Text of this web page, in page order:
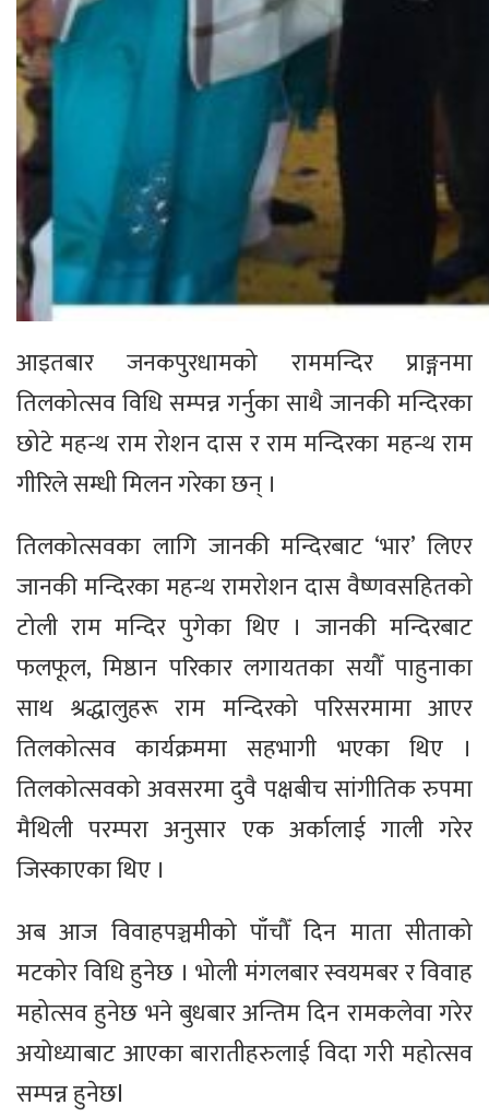
आइतबार जनकपुरधामको राममन्दिर प्राङ्गनमा
तिलकोत्सव विधि सम्पन्न गर्नुका साथै जानकी मन्दिरका
छोटे महन्थ राम रोशन दास र राम मन्दिरका महन्थ राम
गीरिले सम्धी मिलन गरेका छन् ।
तिलकोत्सवका लागि जानकी मन्दिरबाट ‘भार’ लिएर
जानकी मन्दिरका महन्थ रामरोशन दास वैष्णवसहितको
टोली राम मन्दिर पुगेका थिए । जानकी मन्दिरबाट
फलफूल, मिष्ठान परिकार लगायतका सयौँ पाहुनाका
साथ श्रद्धालुहरू राम मन्दिरको परिसरमामा आएर
तिलकोत्सव कार्यक्रममा सहभागी भएका थिए ।
तिलकोत्सवको अवसरमा दुवै पक्षबीच सांगीतिक रुपमा
मैथिली परम्परा अनुसार एक अर्कालाई गाली गरेर
जिस्काएका थिए ।
अब आज विवाहपञ्चमीको पाँचौँ दिन माता सीताको
मटकोर विधि हुनेछ । भोली मंगलबार स्वयमबर र विवाह
महोत्सव हुनेछ भने बुधबार अन्तिम दिन रामकलेवा गरेर
अयोध्याबाट आएका बारातीहरुलाई विदा गरी महोत्सव
सम्पन्न हुनेछl